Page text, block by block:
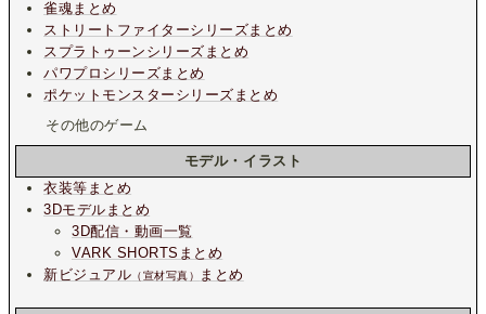
雀魂まとめ
ストリートファイターシリーズまとめ
スプラトゥーンシリーズまとめ
パワプロシリーズまとめ
ポケットモンスターシリーズまとめ
その他のゲーム
モデル・イラスト
衣装等まとめ
3Dモデルまとめ
3D配信・動画一覧
VARK SHORTSまとめ
新ビジュアル （宣材写真） まとめ